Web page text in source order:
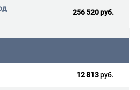
256 520 руб.
12 813руб.